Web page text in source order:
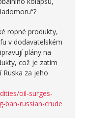
ropné produkty,
v dodavatelském
plány na
což je zatím
za jeho
oil-surges-
ban-russian-crude